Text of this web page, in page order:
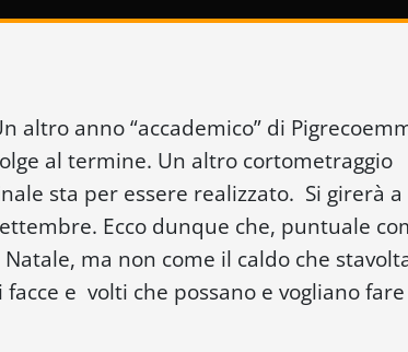
altro anno “accademico” di
al termine. Un altro cortometraggio
sta per essere realizzato. Si girerà a
Ecco dunque che, puntuale
Natale, ma non come il caldo che
e volti che possano e vogliano fare